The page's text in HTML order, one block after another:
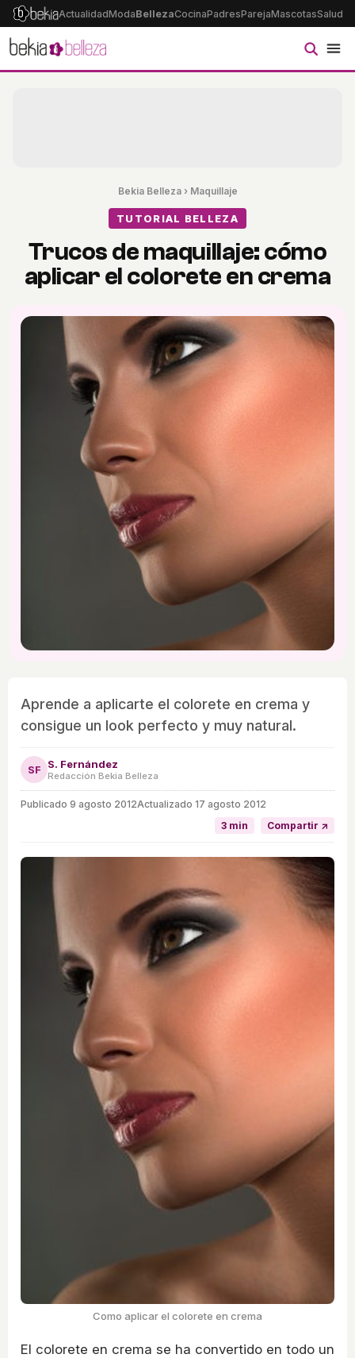
ActualidadModaBellezaCocinaPadresParejaMascotasSalud
Bekia Belleza› Maquillaje
TUTORIAL BELLEZA
Trucos de maquillaje: cómo
aplicar el colorete en crema
Aprende a aplicarte el colorete en crema y
consigue un look perfecto y muy natural.
SF S. Fernández
Redacción Bekia Belleza
Publicado 9 agosto 2012Actualizado 17 agosto 2012
3 min
Compartir ↗
Como aplicar el colorete en crema
El colorete en crema se ha convertido en todo un